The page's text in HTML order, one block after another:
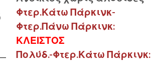
Φτερ.Κάτω Πάρκινκ-
Φτερ.Πάνω Πάρκινκ:
ΚΛΕΙΣΤΟΣ
Πολύδ.-Φτερ.Κάτω Πάρκινκ: